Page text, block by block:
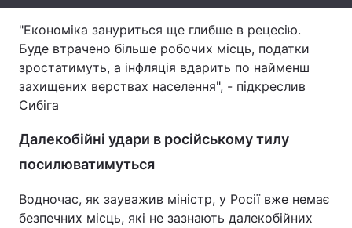
Тема оформлення
"Економіка зануриться ще глибше в рецесію.
Буде втрачено більше робочих місць, податки
зростатимуть, а інфляція вдарить по найменш
захищених верствах населення", - підкреслив
Сибіга
Далекобійні удари в російському тилу
посилюватимуться
Водночас, як зауважив міністр, у Росії вже немає
безпечних місць, які не зазнають далекобійних